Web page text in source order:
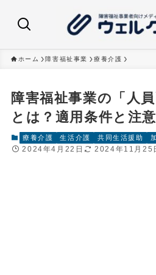
ホーム 障害福祉事業 療養介護
障害福祉事業の「人
とは？適用条件と注
療養介護 生活介護 共同生活援助
2024年4月22日 2024年11月25